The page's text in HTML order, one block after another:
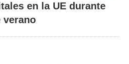
en la UE durante
verano